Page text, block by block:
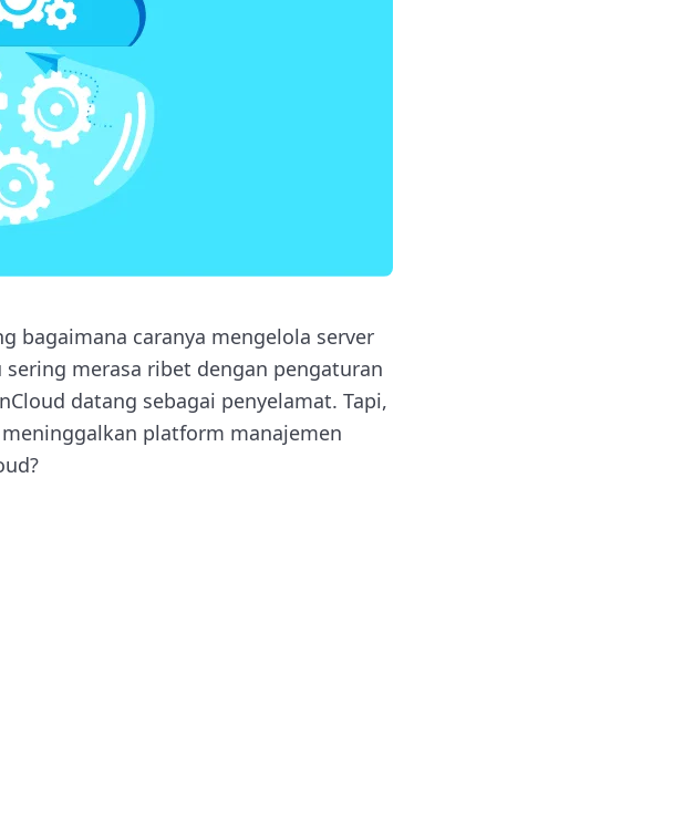
bagaimana caranya mengelola server
merasa ribet dengan pengaturan
datang sebagai penyelamat. Tapi,
platform manajemen